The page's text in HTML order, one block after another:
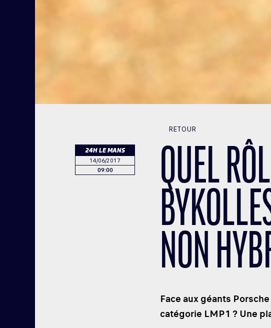
24H LE MANS
14/06/2017
09:00
RETOUR
QUEL
NON
Face aux géants
catégorie LMP1 ? Une